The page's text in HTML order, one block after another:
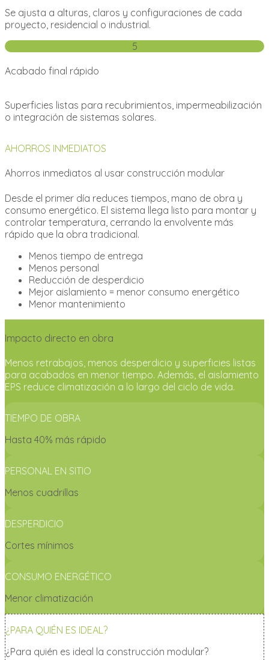
Se ajusta a alturas, claros y configuraciones de cada
proyecto, residencial o industrial.
5
Acabado final rápido
Superficies listas para recubrimientos, impermeabilización
o integración de sistemas solares.
AHORROS INMEDIATOS
Ahorros inmediatos al usar construcción modular
Desde el primer día reduces tiempos, mano de obra y
consumo energético. El sistema llega listo para montar y
controlar temperatura, cerrando la envolvente más
rápido que la obra tradicional.
Menos tiempo de entrega
Menos personal
Reducción de desperdicio
Mejor aislamiento = menor consumo energético
Menor mantenimiento
Impacto directo en obra
Menos retrabajos, menos desperdicio y superficies listas
para acabados en menor tiempo. Además, el aislamiento
EPS reduce climatización a lo largo del ciclo de vida.
TIEMPO DE OBRA
Hasta 40% más rápido
PERSONAL EN SITIO
Menos cuadrillas
DESPERDICIO
Cortes mínimos
CONSUMO ENERGÉTICO
Menor climatización
¿PARA QUIÉN ES IDEAL?
¿Para quién es ideal la construcción modular?